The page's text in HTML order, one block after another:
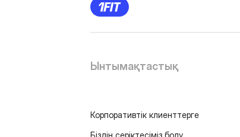
Ынтымақтастық
Корпоративтік клиенттерге
Біздің серіктесіміз болу